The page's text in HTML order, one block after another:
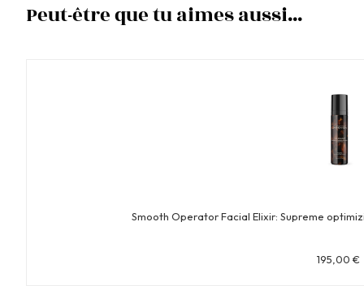
Peut-être que tu aimes aussi...
Smooth Operator Facial Elixir: Supreme
195,00€